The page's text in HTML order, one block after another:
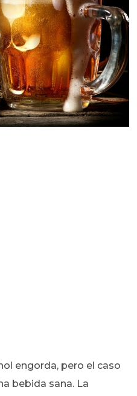
engorda, pero el caso
bebida sana. La